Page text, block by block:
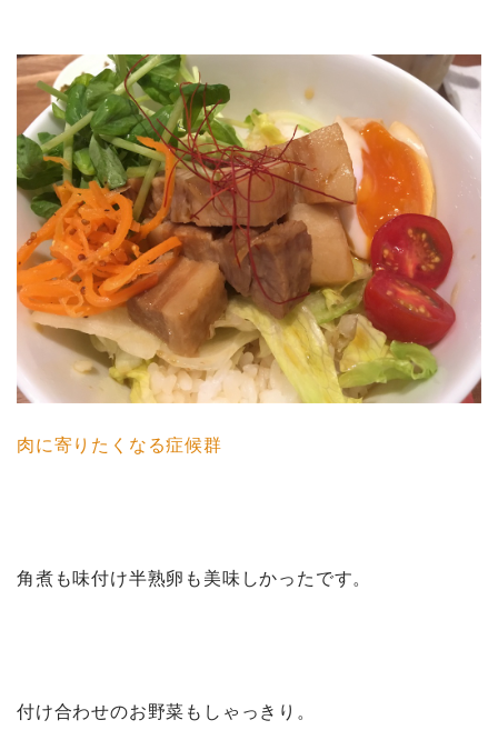
肉に寄りたくなる症候群
角煮も味付け半熟卵も美味しかったです。
付け合わせのお野菜もしゃっきり。